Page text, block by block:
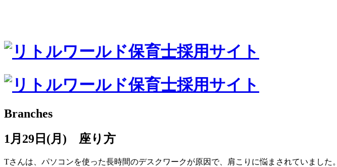
Branches
1月29日(月) 座り方
Tさんは、パソコンを使った長時間のデスクワークが原因で、肩こりに悩まされていました。